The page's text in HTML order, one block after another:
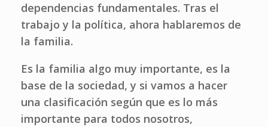
dependencias fundamentales. Tras el
trabajo y la política, ahora hablaremos de
la familia.
Es la familia algo muy importante, es la
base de la sociedad, y si vamos a hacer
una clasificación según que es lo más
importante para todos nosotros,